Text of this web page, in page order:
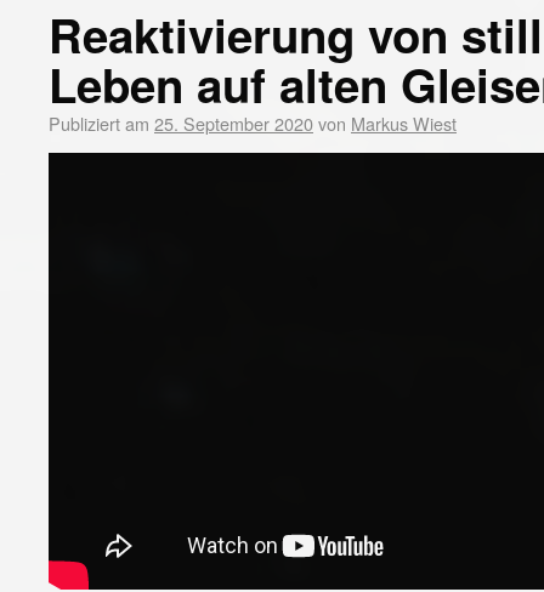
Reaktivierung von
Leben auf alten
Publiziert am 25. September 2020von Markus Wiest